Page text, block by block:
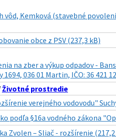
vôd, Kemková (stavebné
obce z PSV (237,3 kB)
na zber a výkup odpadov -
036 01 Martin, IČO: 36 421
Životné prostredie
verejného vodovodu"
podľa §16a vodného zákona
Zvolen – Sliač - rozšírenie